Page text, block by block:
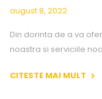
august 8, 2022
Din dorinta de a va
noastra si serviciile
CITESTE MAI MULT